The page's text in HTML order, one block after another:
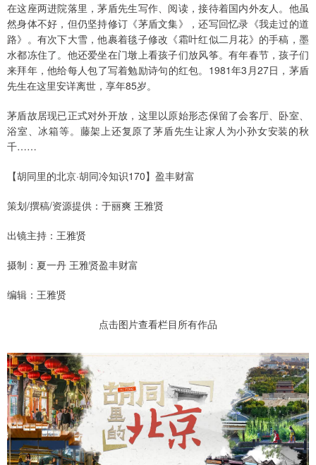
在这座两进院落里，茅盾先生写作、阅读，接待着国内外友人。他虽
然身体不好，但仍坚持修订《茅盾文集》，还写回忆录《我走过的道
路》。有次下大雪，他裹着毯子修改《霜叶红似二月花》的手稿，墨
水都冻住了。他还爱坐在门墩上看孩子们放风筝。有年春节，孩子们
来拜年，他给每人包了写着勉励诗句的红包。1981年3月27日，茅盾
先生在这里安详离世，享年85岁。
茅盾故居现已正式对外开放，这里以原始形态保留了会客厅、卧室、
浴室、冰箱等。藤架上还复原了茅盾先生让家人为小孙女安装的秋
千……
【胡同里的北京·胡同冷知识170】盈丰财富
策划/撰稿/资源提供：于丽爽 王雅贤
出镜主持：王雅贤
摄制：夏一丹 王雅贤盈丰财富
编辑：王雅贤
点击图片查看栏目所有作品